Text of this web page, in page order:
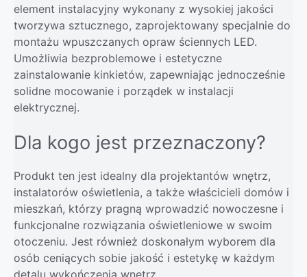
element instalacyjny wykonany z wysokiej jakości
tworzywa sztucznego, zaprojektowany specjalnie do
montażu wpuszczanych opraw ściennych LED.
Umożliwia bezproblemowe i estetyczne
zainstalowanie kinkietów, zapewniając jednocześnie
solidne mocowanie i porządek w instalacji
elektrycznej.
Dla kogo jest przeznaczony?
Produkt ten jest idealny dla projektantów wnętrz,
instalatorów oświetlenia, a także właścicieli domów i
mieszkań, którzy pragną wprowadzić nowoczesne i
funkcjonalne rozwiązania oświetleniowe w swoim
otoczeniu. Jest również doskonałym wyborem dla
osób ceniących sobie jakość i estetykę w każdym
detalu wykończenia wnętrz.